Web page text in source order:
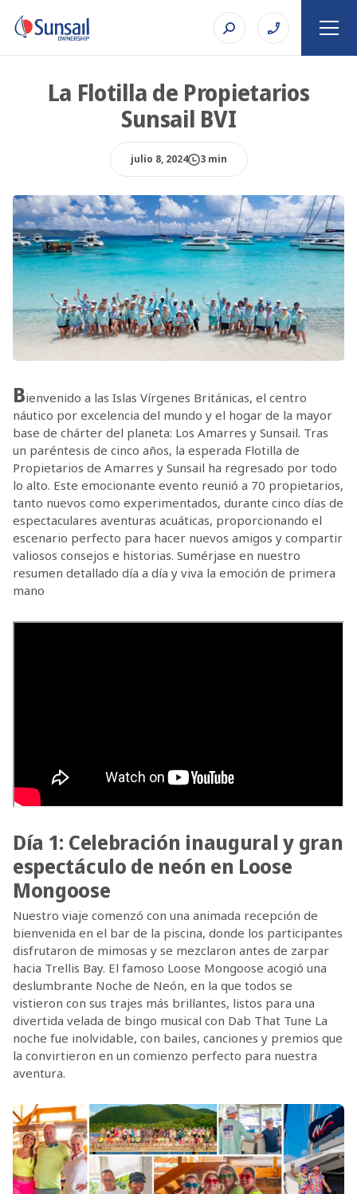
La Flotilla de Propietarios
Sunsail BVI
julio 8, 2024 3 min
Bienvenido a las Islas Vírgenes Británicas, el centro
náutico por excelencia del mundo y el hogar de la mayor
base de chárter del planeta: Los Amarres y Sunsail. Tras
un paréntesis de cinco años, la esperada Flotilla de
Propietarios de Amarres y Sunsail ha regresado por todo
lo alto. Este emocionante evento reunió a 70 propietarios,
tanto nuevos como experimentados, durante cinco días de
espectaculares aventuras acuáticas, proporcionando el
escenario perfecto para hacer nuevos amigos y compartir
valiosos consejos e historias. Sumérjase en nuestro
resumen detallado día a día y viva la emoción de primera
mano
Día 1: Celebración inaugural y gran
espectáculo de neón en Loose
Mongoose
Nuestro viaje comenzó con una animada recepción de
bienvenida en el bar de la piscina, donde los participantes
disfrutaron de mimosas y se mezclaron antes de zarpar
hacia Trellis Bay. El famoso Loose Mongoose acogió una
deslumbrante Noche de Neón, en la que todos se
vistieron con sus trajes más brillantes, listos para una
divertida velada de bingo musical con Dab That Tune La
noche fue inolvidable, con bailes, canciones y premios que
la convirtieron en un comienzo perfecto para nuestra
aventura.